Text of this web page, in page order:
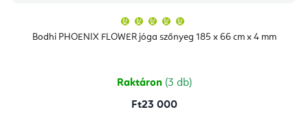
Bodhi PHOENIX FLOWER jóga szőnyeg 185 x 66 cm x 4 mm
átlagos
értékelése
csillag.
Raktáron (3 db)
Ft23 000